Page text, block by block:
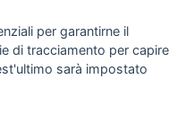
Solution LTD, Forest House
London, England, E11 1HT.
per garantirne il
di tracciamento per capire
sarà impostato